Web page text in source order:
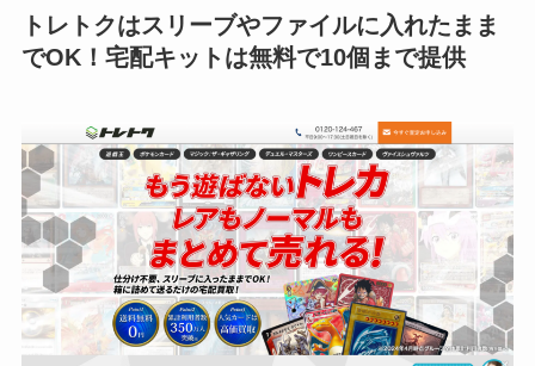
トレトクはスリーブやファイルに入れたまま
でOK！宅配キットは無料で10個まで提供